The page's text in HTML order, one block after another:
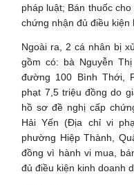
pháp luật; Bán thuốc
chứng nhận đủ điều kiện
Ngoài ra, 2 cá nhân bị
gồm có: bà Nguyễn
đường 100 Bình Thới,
phạt 7,5 triệu đồng do
hồ sơ đề nghị cấp
Hải Yến (Địa chỉ vi
phường Hiệp Thành,
đồng vì hành vi mua,
đủ điều kiện kinh doanh